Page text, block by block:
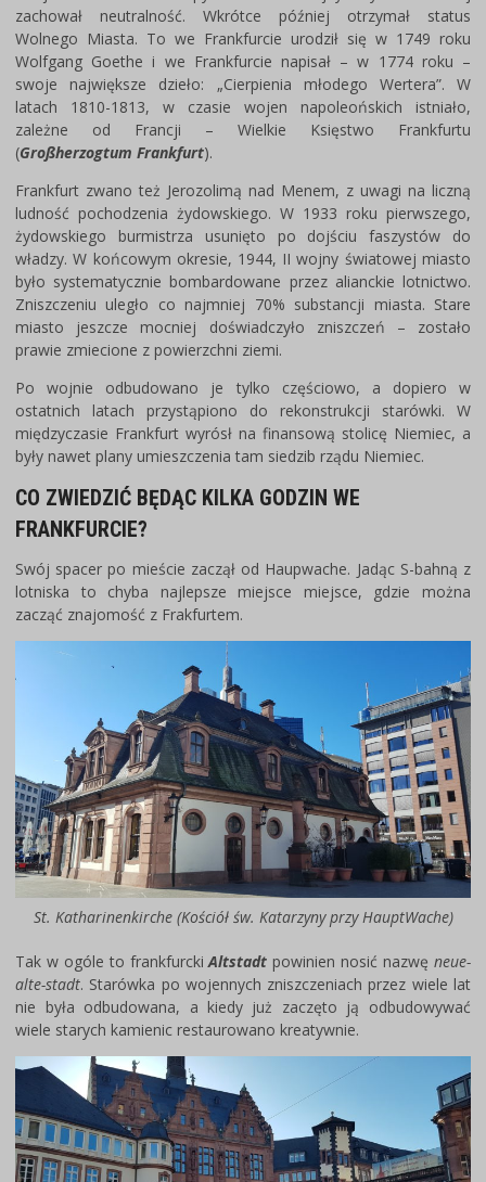
zachował neutralność. Wkrótce później otrzymał status
Wolnego Miasta. To we Frankfurcie urodził się w 1749 roku
Wolfgang Goethe i we Frankfurcie napisał – w 1774 roku –
swoje największe dzieło: „Cierpienia młodego Wertera”. W
latach 1810-1813, w czasie wojen napoleońskich istniało,
zależne od Francji – Wielkie Księstwo Frankfurtu
(Großherzogtum Frankfurt).
Frankfurt zwano też Jerozolimą nad Menem, z uwagi na liczną
ludność pochodzenia żydowskiego. W 1933 roku pierwszego,
żydowskiego burmistrza usunięto po dojściu faszystów do
władzy. W końcowym okresie, 1944, II wojny światowej miasto
było systematycznie bombardowane przez alianckie lotnictwo.
Zniszczeniu uległo co najmniej 70% substancji miasta. Stare
miasto jeszcze mocniej doświadczyło zniszczeń – zostało
prawie zmiecione z powierzchni ziemi.
Po wojnie odbudowano je tylko częściowo, a dopiero w
ostatnich latach przystąpiono do rekonstrukcji starówki. W
międzyczasie Frankfurt wyrósł na finansową stolicę Niemiec, a
były nawet plany umieszczenia tam siedzib rządu Niemiec.
CO ZWIEDZIĆ BĘDĄC KILKA GODZIN WE
FRANKFURCIE?
Swój spacer po mieście zaczął od Haupwache. Jadąc S-bahną z
lotniska to chyba najlepsze miejsce miejsce, gdzie można
zacząć znajomość z Frakfurtem.
St. Katharinenkirche (Kościół św. Katarzyny przy HauptWache)
Tak w ogóle to frankfurckiAltstadt powinien nosić nazwę neue-
alte-stadt. Starówka po wojennych zniszczeniach przez wiele lat
nie była odbudowana, a kiedy już zaczęto ją odbudowywać
wiele starych kamienic restaurowano kreatywnie.